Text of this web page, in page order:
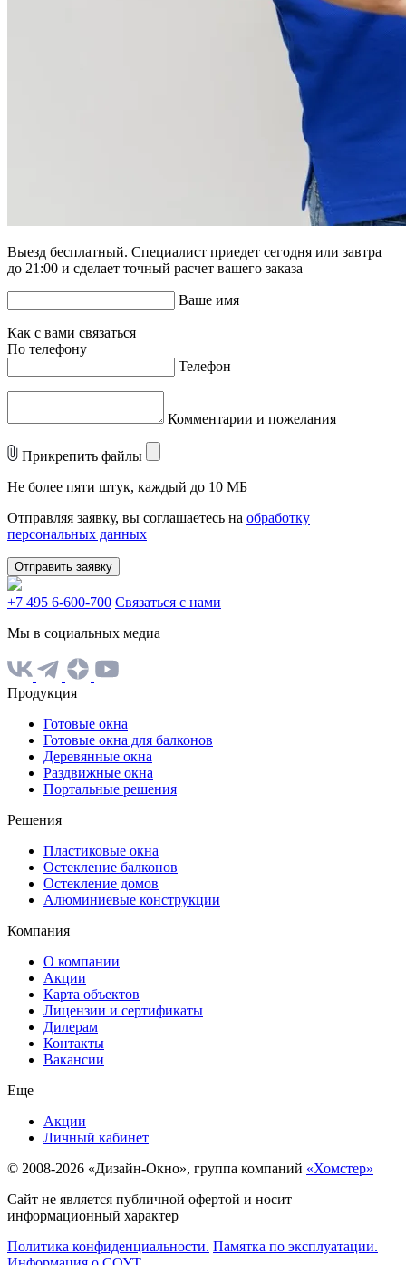
Выезд бесплатный. Специалист приедет сегодня или завтра
до 21:00 и сделает точный расчет вашего заказа
Ваше имя
Как с вами связаться
По телефону
Телефон
Комментарии и пожелания
Прикрепить файлы
Не более пяти штук, каждый до 10 МБ
Отправляя заявку, вы соглашаетесь на обработку
персональных данных
Отправить заявку
+7 495 6-600-700 Связаться с нами
Мы в социальных медиа
Продукция
Готовые окна
Готовые окна для балконов
Деревянные окна
Раздвижные окна
Портальные решения
Решения
Пластиковые окна
Остекление балконов
Остекление домов
Алюминиевые конструкции
Компания
О компании
Акции
Карта объектов
Лицензии и сертификаты
Дилерам
Контакты
Вакансии
Еще
Акции
Личный кабинет
© 2008-2026 «Дизайн-Окно», группа компаний «Хомстер»
Сайт не является публичной офертой и носит
информационный характер
Политика конфиденциальности. Памятка по эксплуатации.